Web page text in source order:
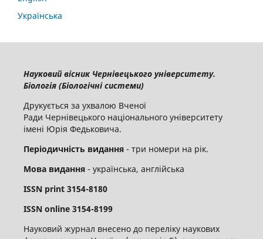
Українська
Науковий вісник Чернівецького університету.
Біологія (Біологічні системи)
Друкується за ухвалою Вченої
Ради Чернівецького національного університету
імені Юрія Федьковича.
Періодичність видання- три номери на рік.
Мова видання- українська, англійська
ISSN print 3154-8180
ISSN online3154-8199
Науковий журнал внесено до переліку наукових